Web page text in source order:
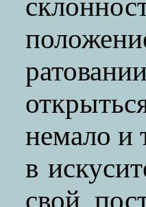
немало и
в
свой